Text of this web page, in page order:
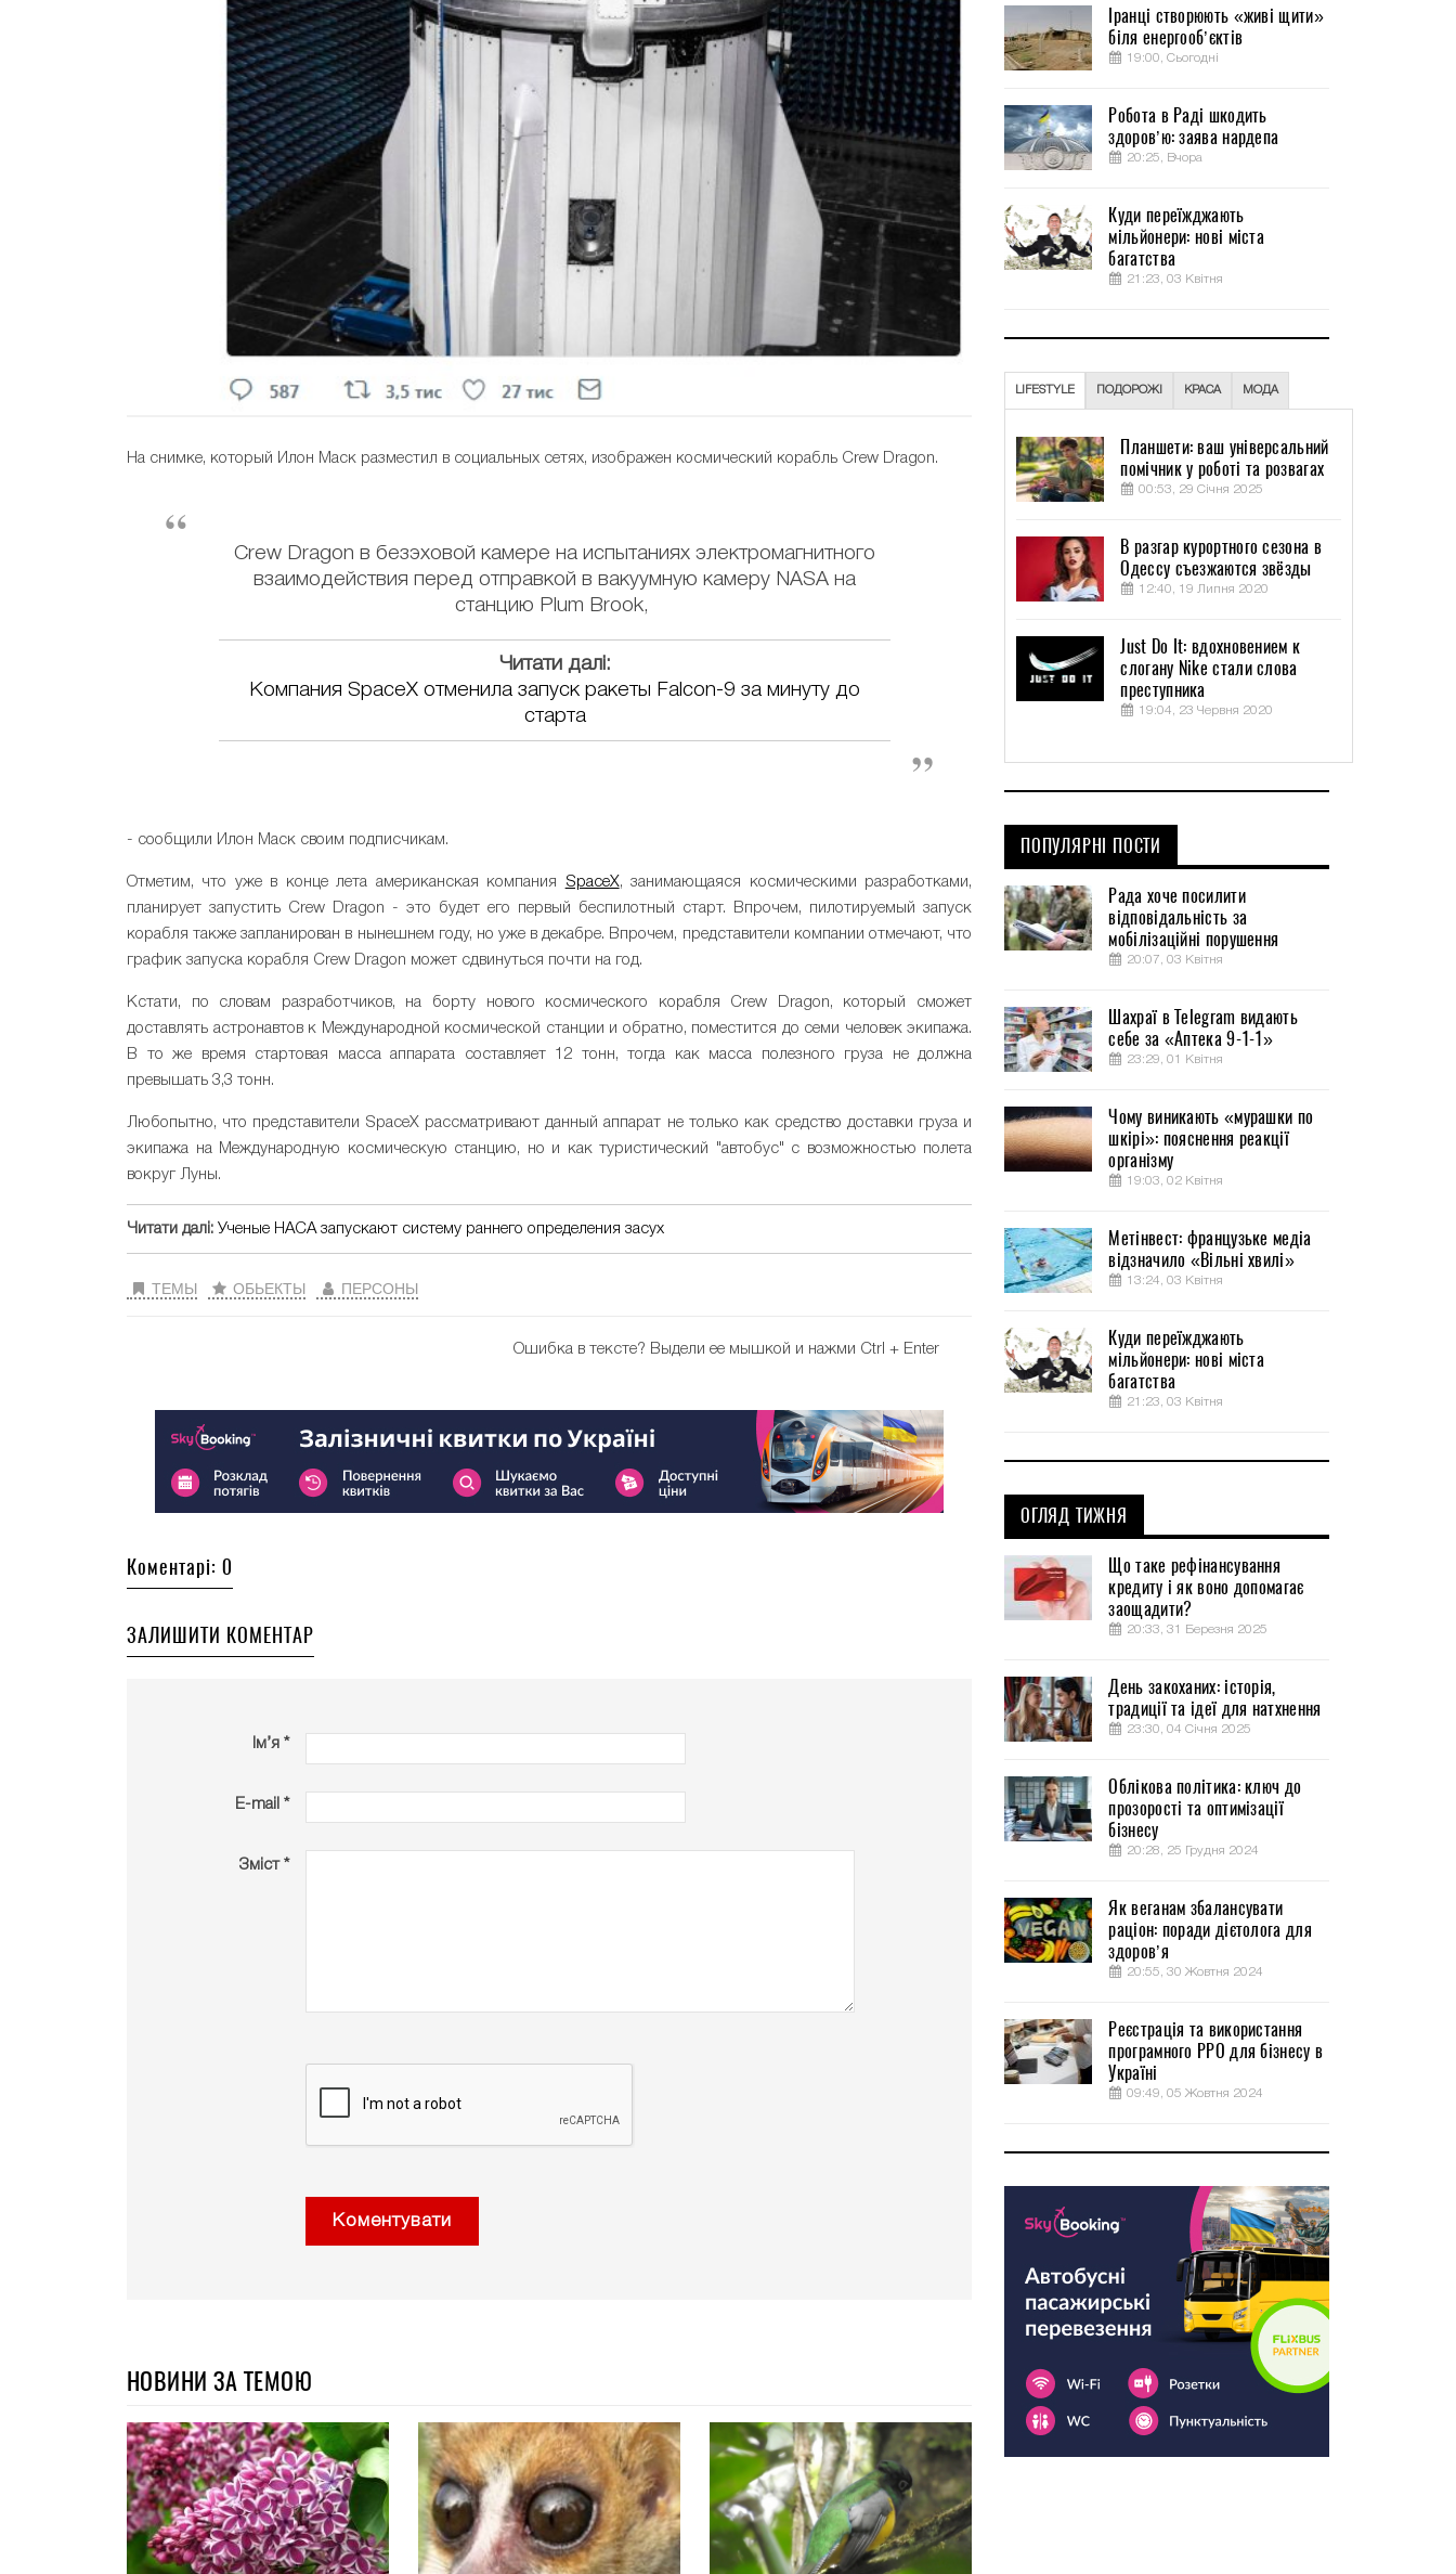
На снимке, который Илон Маск разместил в социальных сетях, изображен космический корабль Crew Dragon.
Crew Dragon в безэховой камере на испытаниях электромагнитного
взаимодействия перед отправкой в вакуумную камеру NASA на
станцию Plum Brook,
Читати далі:
Компания SpaceX отменила запуск ракеты Falcon-9 за минуту до
старта
- сообщили Илон Маск своим подписчикам.
Отметим, что уже в конце лета американская компания SpaceX, занимающаяся космическими разработками,
планирует запустить Crew Dragon - это будет его первый беспилотный старт. Впрочем, пилотируемый запуск
корабля также запланирован в нынешнем году, но уже в декабре. Впрочем, представители компании отмечают, что
график запуска корабля Crew Dragon может сдвинуться почти на год.
Кстати, по словам разработчиков, на борту нового космического корабля Crew Dragon, который сможет
доставлять астронавтов к Международной космической станции и обратно, поместится до семи человек экипажа.
В то же время стартовая масса аппарата составляет 12 тонн, тогда как масса полезного груза не должна
превышать 3,3 тонн.
Любопытно, что представители SpaceX рассматривают данный аппарат не только как средство доставки груза и
экипажа на Международную космическую станцию, но и как туристический "автобус" с возможностью полета
вокруг Луны.
Читати далі: Ученые НАСА запускают систему раннего определения засух
ТЕМЫ ОБЬЕКТЫ ПЕРСОНЫ
Ошибка в тексте? Выдели ее мышкой и нажми Ctrl + Enter
Коментарі: 0
ЗАЛИШИТИ КОМЕНТАР
Ім’я *
E-mail *
Зміст *
Коментувати
НОВИНИ ЗА ТЕМОЮ
Іранці створюють «живі щити»
біля енергооб’єктів
19:00, Сьогодні
Робота в Раді шкодить
здоров’ю: заява нардепа
20:25, Вчора
Куди переїжджають
мільйонери: нові міста
багатства
21:23, 03 Квітня
LIFESTYLE ПОДОРОЖІ КРАСА МОДА
Планшети: ваш універсальний
помічник у роботі та розвагах
00:53, 29 Січня 2025
В разгар курортного сезона в
Одессу съезжаются звёзды
12:40, 19 Липня 2020
Just Do It: вдохновением к
слогану Nike стали слова
преступника
19:04, 23 Червня 2020
ПОПУЛЯРНІ ПОСТИ
Рада хоче посилити
відповідальність за
мобілізаційні порушення
20:07, 03 Квітня
Шахраї в Telegram видають
себе за «Аптека 9-1-1»
23:29, 01 Квітня
Чому виникають «мурашки по
шкірі»: пояснення реакції
організму
19:03, 02 Квітня
Метінвест: французьке медіа
відзначило «Вільні хвилі»
13:24, 03 Квітня
Куди переїжджають
мільйонери: нові міста
багатства
21:23, 03 Квітня
ОГЛЯД ТИЖНЯ
Що таке рефінансування
кредиту і як воно допомагає
заощадити?
20:33, 31 Березня 2025
День закоханих: історія,
традиції та ідеї для натхнення
23:30, 04 Січня 2025
Облікова політика: ключ до
прозорості та оптимізації
бізнесу
20:28, 25 Грудня 2024
Як веганам збалансувати
раціон: поради дієтолога для
здоров’я
20:55, 30 Жовтня 2024
Реєстрація та використання
програмного РРО для бізнесу в
Україні
09:49, 05 Жовтня 2024